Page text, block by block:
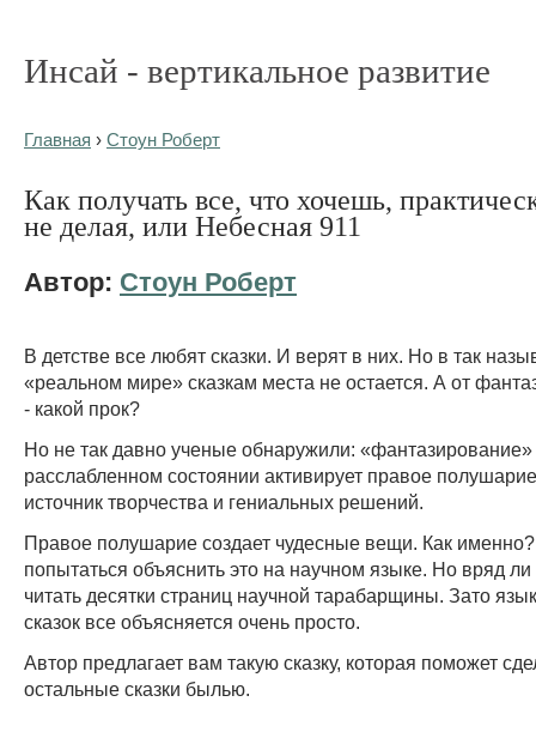
Инсай - вертикальное развитие
Главная › Стоун Роберт
Как получать все, что хочешь,
не делая, или Небесная 911
Автор: Стоун Роберт
В детстве все любят сказки. И верят в них. Но в так
«реальном мире» сказкам места не остается. А от
- какой прок?
Но не так давно ученые обнаружили: «фантазирование»
расслабленном состоянии активирует правое
источник творчества и гениальных решений.
Правое полушарие создает чудесные вещи. Как
попытаться объяснить это на научном языке. Но вряд ли
читать десятки страниц научной таpабаpщины. Зато
сказок все объясняется очень просто.
Автор предлагает вам такую сказку, которая поможет
остальные сказки былью.